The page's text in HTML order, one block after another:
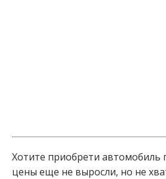
Хотите приобрети автомобиль
цены еще не выросли, но не